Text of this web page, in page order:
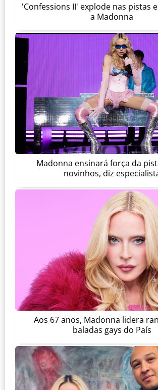
'Confessions II' explode nas pistas
a Madonna
Madonna ensinará força da
novinhos, diz
Aos 67 anos, Madonna lidera
baladas gays do País